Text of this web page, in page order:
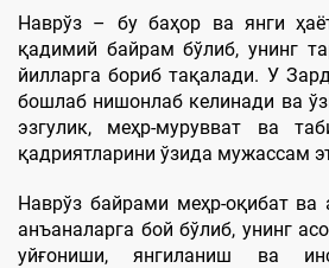
Наврўз – бу баҳор ва янги
қадимий байрам бўлиб, унинг
йилларга бориб тақалади. У
бошлаб нишонлаб келинади ва
эзгулик, меҳр-мурувват ва
қадриятларини ўзида мужассам
Наврўз байрами меҳр-оқибат ва
анъаналарга бой бўлиб, унинг
уйғониши, янгиланиш ва